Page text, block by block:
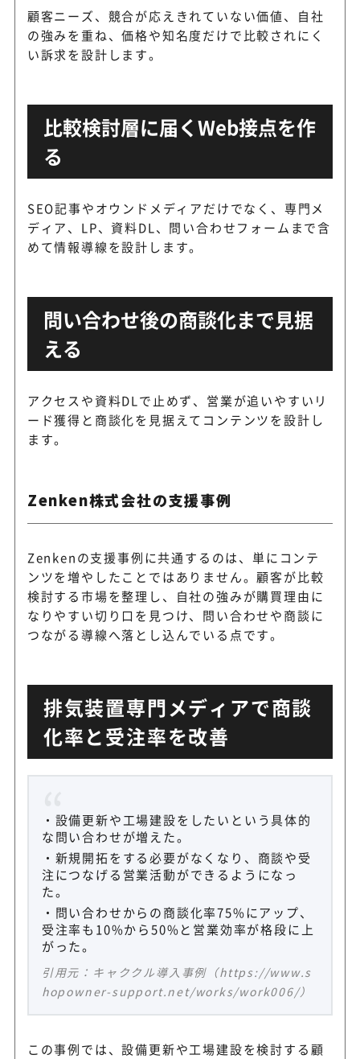
顧客ニーズ、競合が応えきれていない価値、自社
の強みを重ね、価格や知名度だけで比較されにく
い訴求を設計します。
比較検討層に届くWeb接点を作
る
SEO記事やオウンドメディアだけでなく、専門メ
ディア、LP、資料DL、問い合わせフォームまで含
めて情報導線を設計します。
問い合わせ後の商談化まで見据
える
アクセスや資料DLで止めず、営業が追いやすいリ
ード獲得と商談化を見据えてコンテンツを設計し
ます。
Zenken株式会社の支援事例
Zenkenの支援事例に共通するのは、単にコンテ
ンツを増やしたことではありません。顧客が比較
検討する市場を整理し、自社の強みが購買理由に
なりやすい切り口を見つけ、問い合わせや商談に
つながる導線へ落とし込んでいる点です。
排気装置専門メディアで商談
化率と受注率を改善
設備更新や工場建設をしたいという具体的
な問い合わせが増えた。
新規開拓をする必要がなくなり、商談や受
注につなげる営業活動ができるようになっ
た。
問い合わせからの商談化率75%にアップ、
受注率も10%から50%と営業効率が格段に上
がった。
引用元：キャククル導入事例（https://www.s
hopowner-support.net/works/work006/）
この事例では、設備更新や工場建設を検討する顧